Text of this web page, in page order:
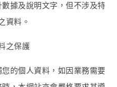
據及說明文字，但不涉及特
資料。
之保護
的個人資料，如因業務需要